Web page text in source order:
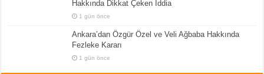
Hakkında Dikkat Çeken İddia
1 gün önce
Ankara’dan Özgür Özel ve Veli Ağbaba Hakkında
Fezleke Kararı
1 gün önce